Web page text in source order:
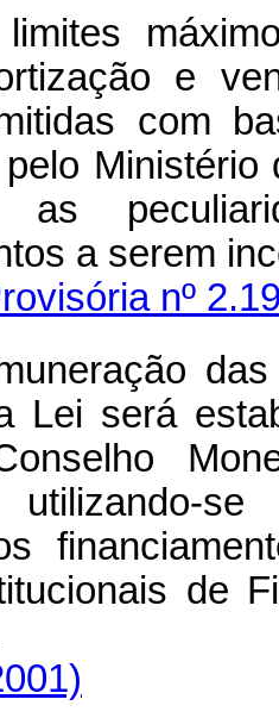
e
com
as
a serem
nº
Lei será
utilizando-
de